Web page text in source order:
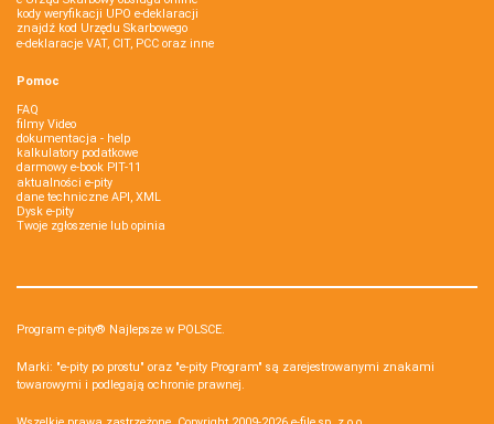
kody weryfikacji UPO e-deklaracji
znajdź kod Urzędu Skarbowego
e-deklaracje VAT, CIT, PCC oraz inne
Pomoc
FAQ
filmy Video
dokumentacja - help
kalkulatory podatkowe
darmowy e-book PIT-11
aktualności e-pity
dane techniczne API, XML
Dysk e-pity
Twoje zgłoszenie lub opinia
Program e-pity® Najlepsze w POLSCE.
Marki: "e-pity po prostu" oraz "e-pity Program" są zarejestrowanymi znakami
towarowymi i podlegają ochronie prawnej.